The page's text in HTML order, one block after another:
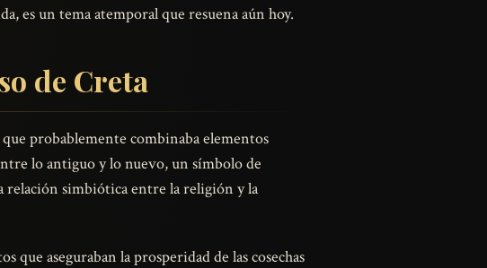
es un tema atemporal que resuena aún hoy.
de Creta
probablemente combinaba elementos
lo antiguo y lo nuevo, un símbolo de
relación simbiótica entre la religión y la
que aseguraban la prosperidad de las cosechas